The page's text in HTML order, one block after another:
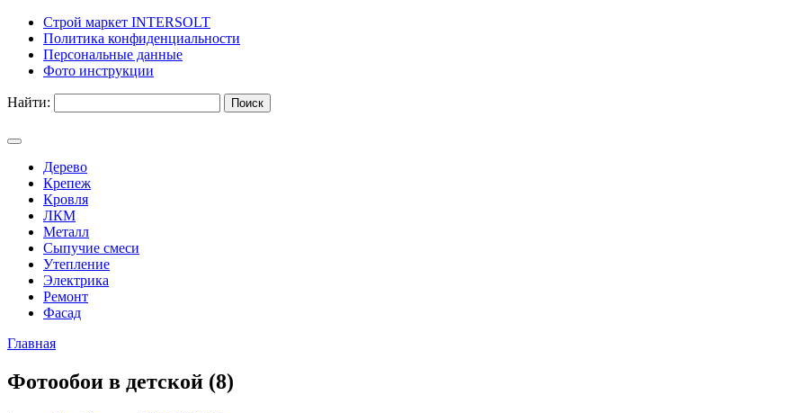
Строй маркет INTERSOLT
Политика конфиденциальности
Персональные данные
Фото инструкции
Найти:
Дерево
Крепеж
Кровля
ЛКМ
Металл
Сыпучие смеси
Утепление
Электрика
Ремонт
Фасад
Главная
Фотообои в детской (8)